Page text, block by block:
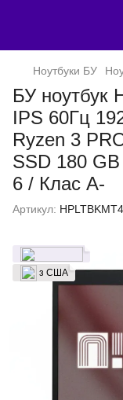
Ноутбуки БУ
БУ ноутбук
IPS 60Гц
Ryzen 3
SSD 180
6 / Клас A-
Артикул:
з США